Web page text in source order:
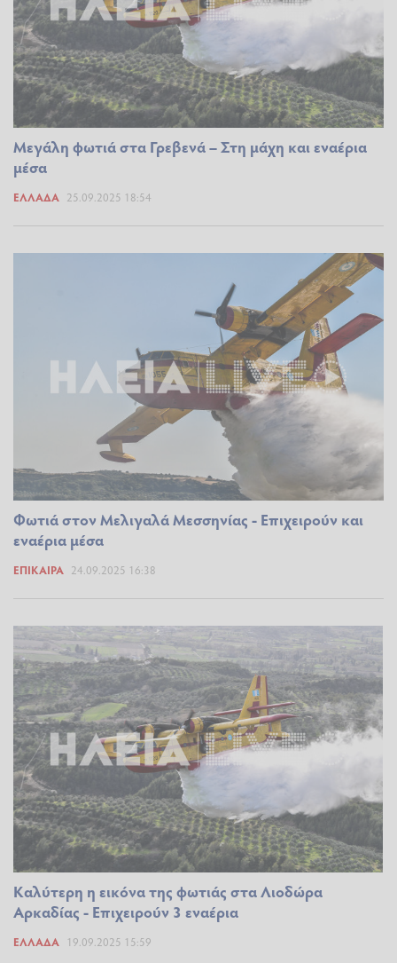
Μεγάλη φωτιά στα Γρεβενά – Στη μάχη και εναέρια
μέσα
ΕΛΛΆΔΑ 25.09.2025 18:54
Φωτιά στον Μελιγαλά Μεσσηνίας - Επιχειρούν και
εναέρια μέσα
ΕΠΊΚΑΙΡΑ 24.09.2025 16:38
Καλύτερη η εικόνα της φωτιάς στα Λιοδώρα
Αρκαδίας - Επιχειρούν 3 εναέρια
ΕΛΛΆΔΑ 19.09.2025 15:59